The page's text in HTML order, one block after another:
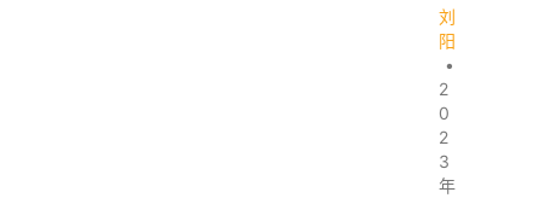
刘
阳
•
2
0
2
3
年